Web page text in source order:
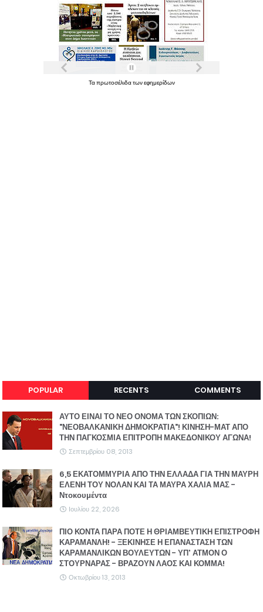
Ταπρωτοσέλιδατωνεφημερίδων
POPULAR RECENTS COMMENTS
ΑΥΤΟ ΕΙΝΑΙ ΤΟ ΝΕΟ ΟΝΟΜΑ ΤΩΝ ΣΚΟΠΙΩΝ:
"ΝΕΟΒΑΛΚΑΝΙΚΗ ΔΗΜΟΚΡΑΤΙΑ"! ΚΙΝΗΣΗ-ΜΑΤ ΑΠΟ
ΤΗΝ ΠΑΓΚΟΣΜΙΑ ΕΠΙΤΡΟΠΗ ΜΑΚΕΔΟΝΙΚΟΥ ΑΓΩΝΑ!
Σεπτεμβρίου 08, 2013
6,5 ΕΚΑΤΟΜΜΥΡΙΑ ΑΠΟ ΤΗΝ ΕΛΛΑΔΑ ΓΙΑ ΤΗΝ ΜΑΥΡΗ
ΕΛΕΝΗ ΤΟΥ ΝΟΛΑΝ ΚΑΙ ΤΑ ΜΑΥΡΑ ΧΑΛΙΑ ΜΑΣ -
Ντοκουμέντα
Ιουλίου 22, 2026
ΠΙΟ ΚΟΝΤΑ ΠΑΡΑ ΠΟΤΕ Η ΘΡΙΑΜΒΕΥΤΙΚΗ ΕΠΙΣΤΡΟΦΗ
ΚΑΡΑΜΑΝΛΗ! - ΞΕΚΙΝΗΣΕ Η ΕΠΑΝΑΣΤΑΣΗ ΤΩΝ
ΚΑΡΑΜΑΝΛΙΚΩΝ ΒΟΥΛΕΥΤΩΝ - ΥΠ' ΑΤΜΟΝ Ο
ΣΤΟΥΡΝΑΡΑΣ - ΒΡΑΖΟΥΝ ΛΑΟΣ ΚΑΙ ΚΟΜΜΑ!
Οκτωβρίου 13, 2013